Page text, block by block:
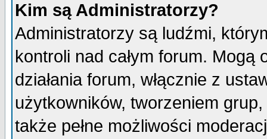
Kim są Administratorzy?
Administratorzy są ludźmi,
kontroli nad całym forum.
działania forum, włącznie z
użytkowników, tworzeniem
także pełne możliwości